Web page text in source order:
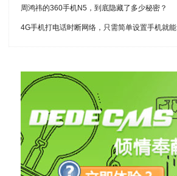
周鸿祎的360手机N5，到底隐藏了多少秘密？
4G手机打电话时断网络，只需简单设置手机就能